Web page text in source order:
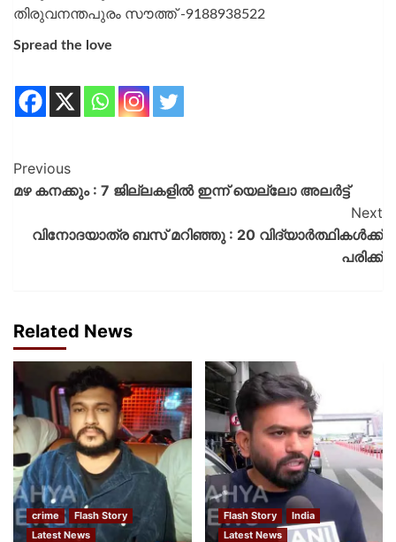
തിരുവനന്തപുരം സൗത്ത് -9188938522
Spread the love
Previous
മഴ കനക്കും : 7 ജില്ലകളിൽ ഇന്ന് യെല്ലോ അലർട്ട്
Next
വിനോദയാത്ര ബസ് മറിഞ്ഞു : 20 വിദ്യാർത്ഥികൾക്ക്
പരിക്ക്
Related News
crime
Flash Story
Latest News
Flash Story
India
Latest News